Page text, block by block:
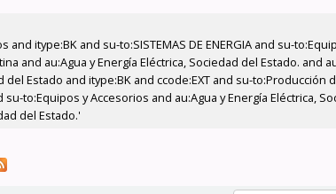
itype:BK and su-to:SISTEMAS DE ENERGIA and su-
and au:Agua y Energía Eléctrica, Sociedad del Estado. and
Estado and itype:BK and ccode:EXT and su-to:Producción
to:Equipos y Accesorios and au:Agua y Energía Eléctrica,
del Estado.'